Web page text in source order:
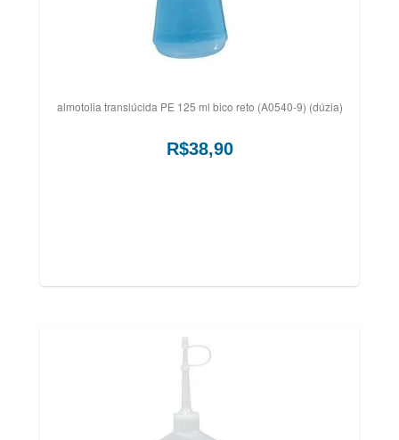
almotolia translúcida PE 125 ml bico reto (A0540-9) (dúzia)
R$38,90